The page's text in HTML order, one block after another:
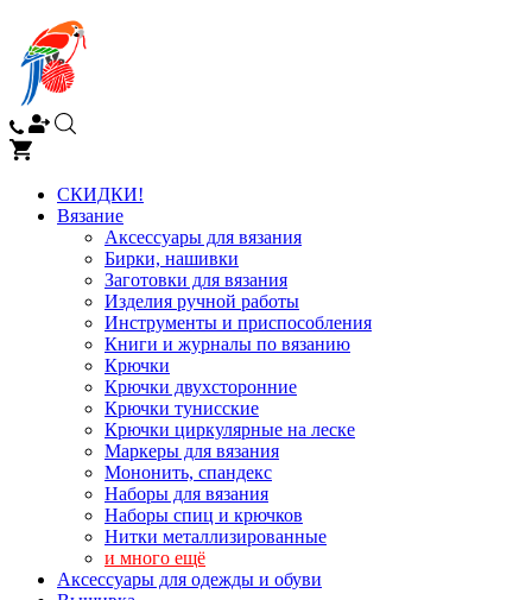
СКИДКИ!
Вязание
Аксессуары для вязания
Бирки, нашивки
Заготовки для вязания
Изделия ручной работы
Инструменты и приспособления
Книги и журналы по вязанию
Крючки
Крючки двухсторонние
Крючки тунисские
Крючки циркулярные на леске
Маркеры для вязания
Мононить, спандекс
Наборы для вязания
Наборы спиц и крючков
Нитки металлизированные
и много ещё
Аксессуары для одежды и обуви